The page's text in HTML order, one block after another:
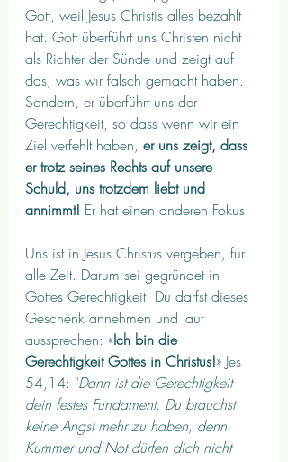
Gott, weil Jesus Christis alles bezahlt
hat. Gott überführt uns Christen nicht
als Richter der Sünde und zeigt auf
das, was wir falsch gemacht haben.
Sondern, er überführt uns der
Gerechtigkeit, so dass wenn wir ein
Ziel verfehlt haben, er uns zeigt, dass
er trotz seines Rechts auf unsere
Schuld, uns trotzdem liebt und
annimmt! Er hat einen anderen Fokus!
Uns ist in Jesus Christus vergeben, für
alle Zeit. Darum sei gegründet in
Gottes Gerechtigkeit! Du darfst dieses
Geschenk annehmen und laut
aussprechen: «Ich bin die
Gerechtigkeit Gottes in Christus!» Jes
54,14: "Dann ist die Gerechtigkeit
dein festes Fundament. Du brauchst
keine Angst mehr zu haben, denn
Kummer und Not dürfen dich nicht